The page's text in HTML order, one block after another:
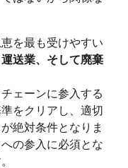
を最も受けやすい
送業、そして廃棄
ェーンに参入する
をクリアし、適切
絶対条件となりま
の参入に必須とな